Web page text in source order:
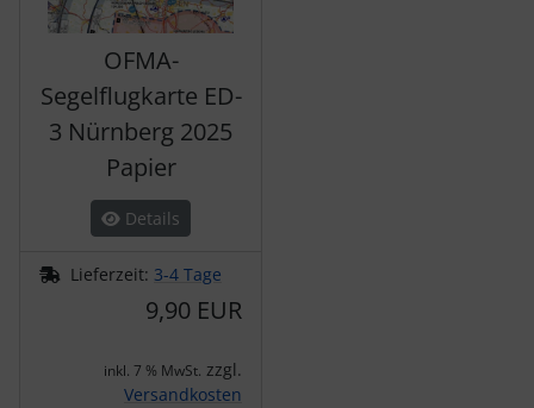
OFMA-
Segelflugkarte ED-
3 Nürnberg 2025
Papier
Details
Lieferzeit: 3-4 Tage
9,90 EUR
inkl. 7 % MwSt. zzgl.
Versandkosten